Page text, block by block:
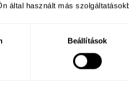
által használt más
Beállítások